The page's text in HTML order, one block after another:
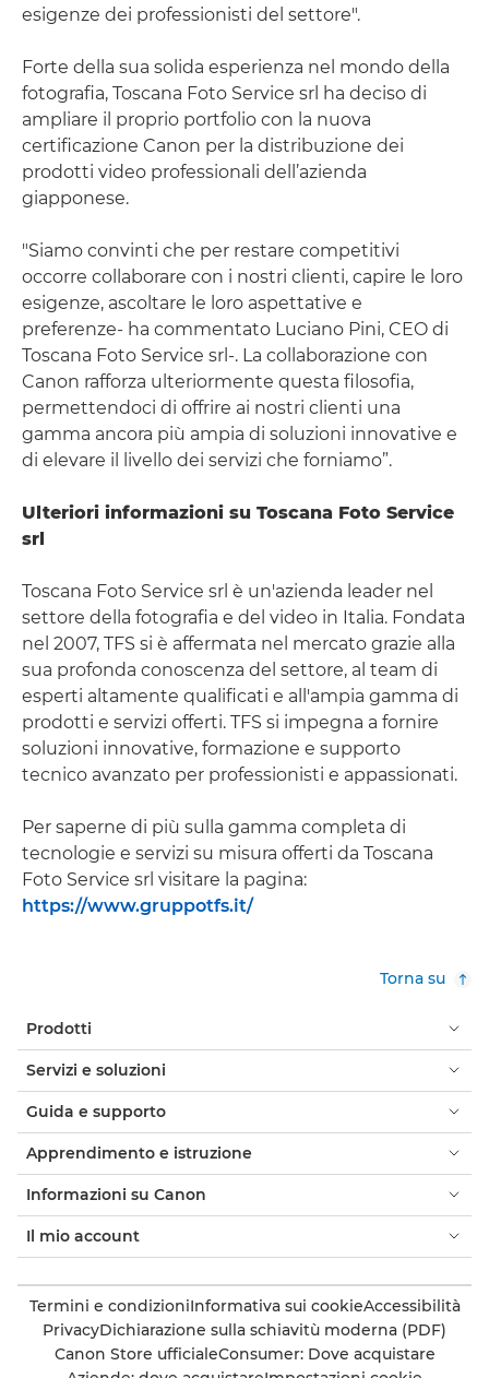
esigenze dei professionisti del settore".
Forte della sua solida esperienza nel mondo della
fotografia, Toscana Foto Service srl ha deciso di
ampliare il proprio portfolio con la nuova
certificazione Canon per la distribuzione dei
prodotti video professionali dell’azienda
giapponese.
"Siamo convinti che per restare competitivi
occorre collaborare con i nostri clienti, capire le loro
esigenze, ascoltare le loro aspettative e
preferenze- ha commentato Luciano Pini, CEO di
Toscana Foto Service srl-. La collaborazione con
Canon rafforza ulteriormente questa filosofia,
permettendoci di offrire ai nostri clienti una
gamma ancora più ampia di soluzioni innovative e
di elevare il livello dei servizi che forniamo”.
Ulteriori informazioni su Toscana Foto Service
srl
Toscana Foto Service srl è un'azienda leader nel
settore della fotografia e del video in Italia. Fondata
nel 2007, TFS si è affermata nel mercato grazie alla
sua profonda conoscenza del settore, al team di
esperti altamente qualificati e all'ampia gamma di
prodotti e servizi offerti. TFS si impegna a fornire
soluzioni innovative, formazione e supporto
tecnico avanzato per professionisti e appassionati.
Per saperne di più sulla gamma completa di
tecnologie e servizi su misura offerti da Toscana
Foto Service srl visitare la pagina:
https://www.gruppotfs.it/
Torna su
Prodotti
Servizi e soluzioni
Guida e supporto
Apprendimento e istruzione
Informazioni su Canon
Il mio account
Termini e condizioniInformativa sui cookieAccessibilità
PrivacyDichiarazione sulla schiavitù moderna (PDF)
Canon Store ufficialeConsumer: Dove acquistare